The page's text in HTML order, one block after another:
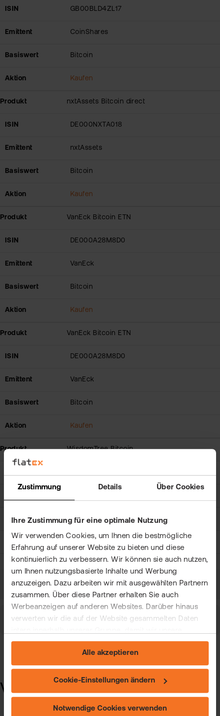
Zustimmung Details Über Cookies
Ihre Zustimmung für eine optimale Nutzung
Wir verwenden Cookies, um Ihnen die bestmögliche
Erfahrung auf unserer Website zu bieten und diese
kontinuierlich zu verbessern. Wir können sie auch nutzen,
um Ihnen nutzungsbasierte Inhalte und Werbung
anzuzeigen. Dazu arbeiten wir mit ausgewählten Partnern
zusammen. Über diese Partner erhalten Sie auch
Werbeanzeigen auf anderen Websites. Darüber hinaus
verwerten wir die auf der Website gesammelten Daten
eigenen Angebote verbessern und Ihnen
maßgeschneiderte Werbung zeigen können. Sie können
Ihre freiwillige Einwilligung jederzeit widerrufen. Weitere
Informationen (auch zur Datenübermittlung) und
Einstellungsmöglichkeiten finden Sie unter "Cookie-
Alle akzeptieren
Cookie-Einstellungen ändern
Notwendige Cookies verwenden
ISIN GB00BLD4ZL17
Emittent CoinShares
Basiswert Bitcoin
Aktion Kaufen
Produkt nxtAssets Bitcoin direct
ISIN DE000NXTA018
Emittent nxtAssets
Basiswert Bitcoin
Aktion Kaufen
Produkt VanEck Bitcoin ETN
ISIN DE000A28M8D0
Emittent VanEck
Basiswert Bitcoin
Aktion Kaufen
Produkt VanEck Bitcoin ETN
ISIN DE000A28M8D0
Emittent VanEck
Basiswert Bitcoin
Aktion Kaufen
Produkt WisdomTree Bitcoin
Basiswert Bitcoin
BASKETS
ALTCOINS
Vorstellung der Partner